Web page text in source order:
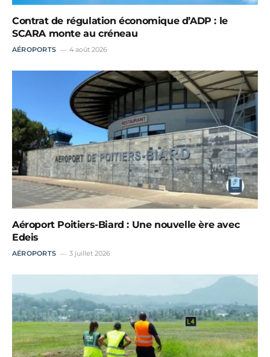
Contrat de régulation économique d’ADP : le
SCARA monte au créneau
AÉROPORTS 4 août 2026
Aéroport Poitiers-Biard : Une nouvelle ère avec
Edeis
AÉROPORTS 3 juillet 2026